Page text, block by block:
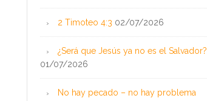
2 Timoteo 4:3 02/07/2026
¿Será que Jesús ya no es el Salvador?
01/07/2026
No hay pecado – no hay problema